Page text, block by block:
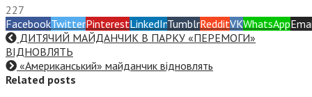
227
FacebookTwitterPinterestLinkedInTumblrRedditVKWhatsApp
ДИТЯЧИЙ МАЙДАНЧИК В ПАРКУ «ПЕРЕМОГИ»
ВІДНОВЛЯТЬ
«Американський» майданчик відновлять
Related posts